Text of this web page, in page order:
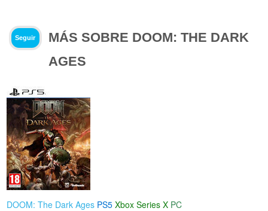
Seguir
MÁS SOBRE DOOM: THE DARK
AGES
DOOM: The Dark Ages PS5 Xbox Series X PC